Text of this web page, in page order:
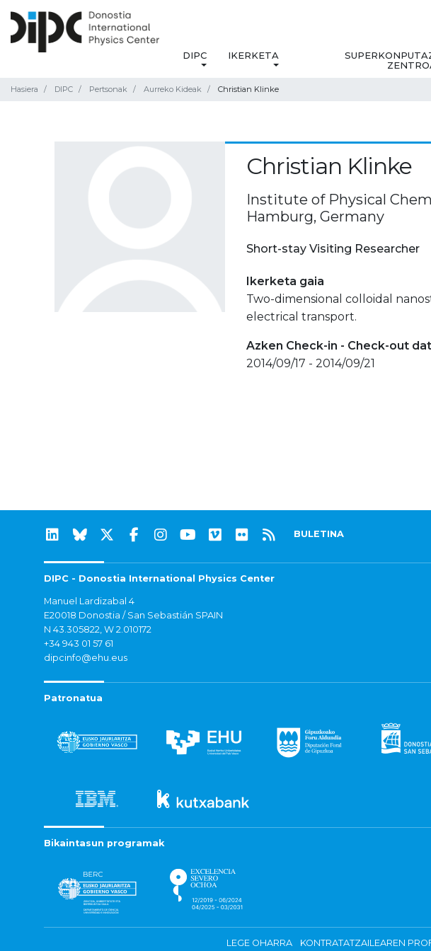
DIPC IKERKETA
Hasiera DIPC Pertsonak Aurreko Kideak Christian Klinke
Christian Klinke
Institute of Physical
Hamburg, Germany
Short-stay Visiting Researcher
Ikerketa gaia
Two-dimensional colloidal
electrical transport.
Azken Check-in - Check-out
2014/09/17 - 2014/09/21
BULETINA
DIPC - Donostia International Physics Center
Manuel Lardizabal 4
E20018 Donostia / San Sebastián SPAIN
N 43.305822, W 2.010172
+34 943 01 57 61
dipcinfo@ehu.eus
Patronatua
Bikaintasun programak
LEGE OHARRA KONTRATATZAILEAREN